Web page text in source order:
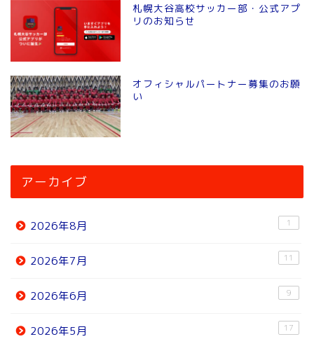
札幌大谷高校サッカー部・公式アプ
リのお知らせ
オフィシャルパートナー募集のお願
い
アーカイブ
2026年8月 1
2026年7月 11
2026年6月 9
2026年5月 17